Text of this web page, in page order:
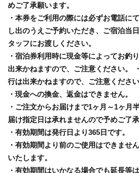
めご了承願います。
・本券をご利用の際には必ずお電話に
し出のうえご予約いただき、ご宿泊当
タッフにお渡しください。
・宿泊券利用時に現金等によってお釣
出来かねますので、ご注意ください。
行は出来かねますので、ご注意ください
・現金への換金、返金はできません。
・ご注文からお届けまで1ヶ月～1ヶ月
届け指定日は承れませんので予めご了承
・有効期間は発行日より365日です。
・有効期間より前のご使用はできませ
いたします。
・有効期間はいかなる場合でも延長等